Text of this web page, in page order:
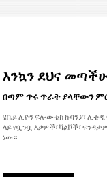
እንኳን ደህና
በጣም ጥሩ ጥራት ያላቸውን
ሄቤይ ሊዮን ፍሎውቴክ ኩባንያ፣ ሊቲዲ
ላይ የቧንቧ እቃዎች፣ ቫልቮች፣
ነው።